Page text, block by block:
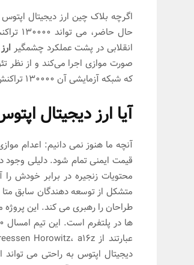
اگرچه بلاک چین ارز دیجیتال
انقلابی در پشت عملکرد چشمگیر
صورت موازی اجرا می‌کند و از نظر
که شبکه آزمایشی آن 130000 تراکنش در ثانیه داشته است. آن را با 30 تراکنش در ثانیه آرام تر اتریوم مقایسه کنید.
آیا ارز دیجیتال
آنچه ما هنوز نمی دانیم: اعدام
قیمت ایمنی تمام شود. دلیلی